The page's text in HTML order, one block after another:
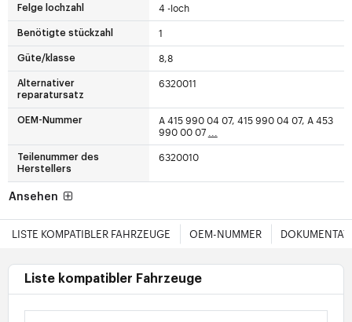
Felge lochzahl 4 -loch
Benötigte stückzahl 1
Güte/klasse 8,8
Alternativer
reparatursatz
6320011
OEM-Nummer
A 415 990 04 07, 415 990 04 07, A 453
990 00 07 ...
Teilenummer des
Herstellers
6320010
Ansehen
LISTE KOMPATIBLER FAHRZEUGE OEM-NUMMER
Liste kompatibler Fahrzeuge